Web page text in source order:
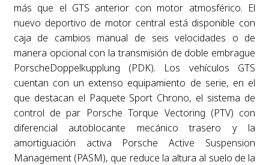
más que el GTS anterior con motor atmosférico. El
nuevo deportivo de motor central está disponible con
caja de cambios manual de seis velocidades o de
manera opcional con la transmisión de doble embrague
PorscheDoppelkupplung (PDK). Los vehículos GTS
cuentan con un extenso equipamiento de serie, en el
que destacan el Paquete Sport Chrono, el sistema de
control de par Porsche Torque Vectoring (PTV) con
diferencial autoblocante mecánico trasero y la
amortiguación activa Porsche Active Suspension
Management (PASM), que reduce la altura al suelo de la